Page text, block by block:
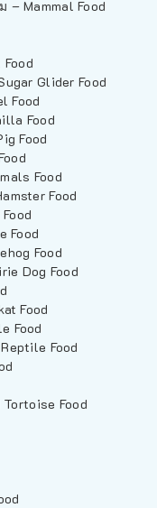
– Mammal Food
Glider Food
Food
Food
Food
Food
Food
Food
Food
Dog Food
Food
Food
Food
Food